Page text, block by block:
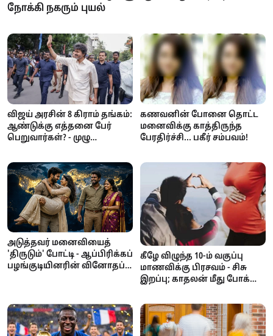
நோக்கி நகரும் புயல்
விஜய் அரசின் 8 கிராம் தங்கம்:
ஆண்டுக்கு எத்தனை பேர்
பெறுவார்கள்? - முழு
கணவனின் போனை தொட்ட
மனைவிக்கு காத்திருந்த
பேரதிர்ச்சி... பகீர் சம்பவம்!
அடுத்தவர் மனைவியைத்
'திருடும்' போட்டி - ஆப்பிரிக்கப்
பழங்குடியினரின் வினோதப்
கீழே விழுந்த 10-ம் வகுப்பு
மாணவிக்கு பிரசவம் - சிசு
இறப்பு; காதலன் மீது போக்சோ